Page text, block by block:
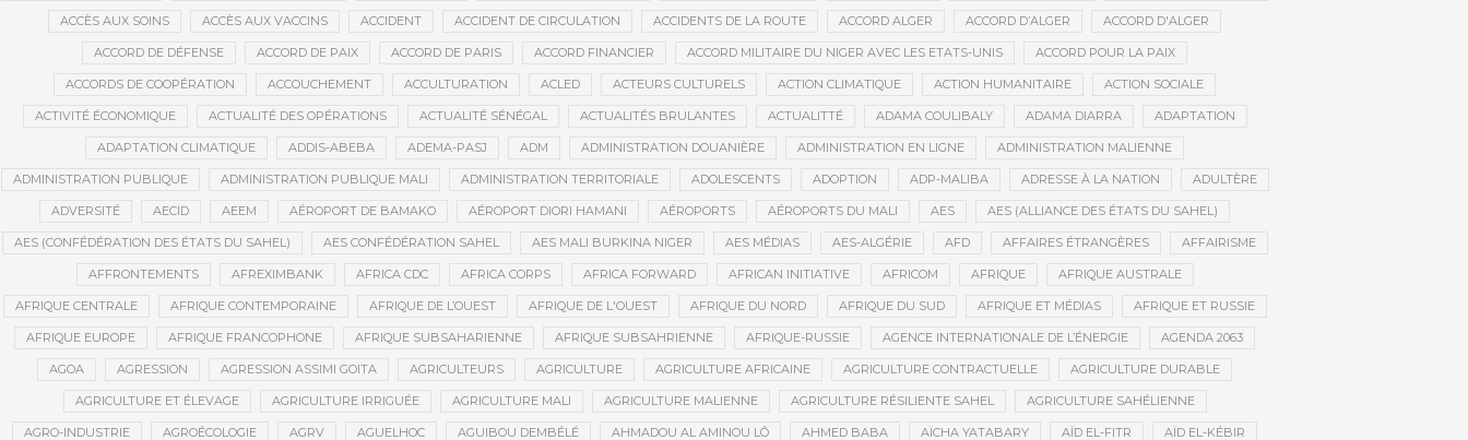
ACCÈS AUX SOINS ACCÈS AUX VACCINS ACCIDENT ACCIDENT DE CIRCULATION ACCIDENTS DE LA ROUTE ACCORD ALGER ACCORD D’ALGER ACCORD D'ALGER
ACCORD DE DÉFENSE ACCORD DE PAIX ACCORD DE PARIS ACCORD FINANCIER ACCORD MILITAIRE DU NIGER AVEC LES ETATS-UNIS ACCORD POUR LA PAIX
ACCORDS DE COOPÉRATION ACCOUCHEMENT ACCULTURATION ACLED ACTEURS CULTURELS ACTION CLIMATIQUE ACTION HUMANITAIRE ACTION SOCIALE
ACTIVITÉ ÉCONOMIQUE ACTUALITÉ DES OPÉRATIONS ACTUALITÉ SÉNÉGAL ACTUALITÉS BRULANTES ACTUALITTÉ ADAMA COULIBALY ADAMA DIARRA ADAPTATION
ADAPTATION CLIMATIQUE ADDIS-ABEBA ADEMA-PASJ ADM ADMINISTRATION DOUANIÈRE ADMINISTRATION EN LIGNE ADMINISTRATION MALIENNE
ADMINISTRATION PUBLIQUE ADMINISTRATION PUBLIQUE MALI ADMINISTRATION TERRITORIALE ADOLESCENTS ADOPTION ADP-MALIBA ADRESSE À LA NATION ADULTÈRE
ADVERSITÉ AECID AEEM AÉROPORT DE BAMAKO AÉROPORT DIORI HAMANI AÉROPORTS AÉROPORTS DU MALI AES AES (ALLIANCE DES ÉTATS DU SAHEL)
AES (CONFÉDÉRATION DES ÉTATS DU SAHEL) AES CONFÉDÉRATION SAHEL AES MALI BURKINA NIGER AES MÉDIAS AES-ALGÉRIE AFD AFFAIRES ÉTRANGÈRES AFFAIRISME
AFFRONTEMENTS AFREXIMBANK AFRICA CDC AFRICA CORPS AFRICA FORWARD AFRICAN INITIATIVE AFRICOM AFRIQUE AFRIQUE AUSTRALE
AFRIQUE CENTRALE AFRIQUE CONTEMPORAINE AFRIQUE DE L’OUEST AFRIQUE DE L'OUEST AFRIQUE DU NORD AFRIQUE DU SUD AFRIQUE ET MÉDIAS AFRIQUE ET RUSSIE
AFRIQUE EUROPE AFRIQUE FRANCOPHONE AFRIQUE SUBSAHARIENNE AFRIQUE SUBSAHRIENNE AFRIQUE-RUSSIE AGENCE INTERNATIONALE DE L’ÉNERGIE AGENDA 2063
AGOA AGRESSION AGRESSION ASSIMI GOITA AGRICULTEURS AGRICULTURE AGRICULTURE AFRICAINE AGRICULTURE CONTRACTUELLE AGRICULTURE DURABLE
AGRICULTURE ET ÉLEVAGE AGRICULTURE IRRIGUÉE AGRICULTURE MALI AGRICULTURE MALIENNE AGRICULTURE RÉSILIENTE SAHEL AGRICULTURE SAHÉLIENNE
AGRO-INDUSTRIE AGROÉCOLOGIE AGRV AGUELHOC AGUIBOU DEMBÉLÉ AHMADOU AL AMINOU LÔ AHMED BABA AÏCHA YATABARY AÏD EL-FITR AÏD EL-KÉBIR